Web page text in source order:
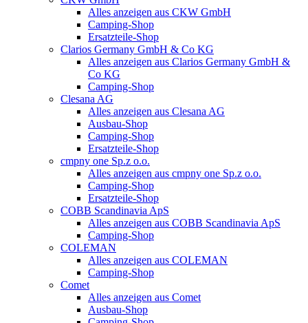
Alles anzeigen aus CKW GmbH
Camping-Shop
Ersatzteile-Shop
Clarios Germany GmbH & Co KG
Alles anzeigen aus Clarios Germany GmbH &
Co KG
Camping-Shop
Clesana AG
Alles anzeigen aus Clesana AG
Ausbau-Shop
Camping-Shop
Ersatzteile-Shop
cmpny one Sp.z o.o.
Alles anzeigen aus cmpny one Sp.z o.o.
Camping-Shop
Ersatzteile-Shop
COBB Scandinavia ApS
Alles anzeigen aus COBB Scandinavia ApS
Camping-Shop
COLEMAN
Alles anzeigen aus COLEMAN
Camping-Shop
Comet
Alles anzeigen aus Comet
Ausbau-Shop